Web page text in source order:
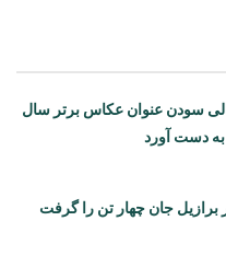
سودن عنوان عکاس برتر سال
به دست آورد
برازیل جان چهار تن را گرفت